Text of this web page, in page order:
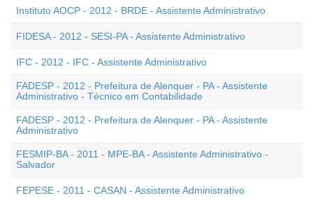
Instituto AOCP - 2012 - BRDE - Assistente Administrativo
FIDESA - 2012 - SESI-PA - Assistente Administrativo
IFC - 2012 - IFC - Assistente Administrativo
FADESP - 2012 - Prefeitura de Alenquer - PA - Assistente
Administrativo - Técnico em Contabilidade
FADESP - 2012 - Prefeitura de Alenquer - PA - Assistente
Administrativo
FESMIP-BA - 2011 - MPE-BA - Assistente Administrativo -
Salvador
FEPESE - 2011 - CASAN - Assistente Administrativo